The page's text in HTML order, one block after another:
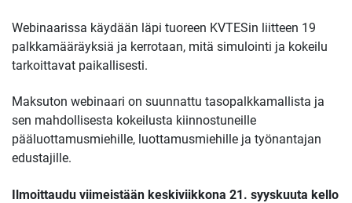
Webinaarissa käydään läpi tuoreen KVTESin liitteen 19
palkkamääräyksiä ja kerrotaan, mitä simulointi ja kokeilu
tarkoittavat paikallisesti.
Maksuton webinaari on suunnattu tasopalkkamallista ja
sen mahdollisesta kokeilusta kiinnostuneille
pääluottamusmiehille, luottamusmiehille ja työnantajan
edustajille.
Ilmoittaudu viimeistään keskiviikkona 21. syyskuuta kello